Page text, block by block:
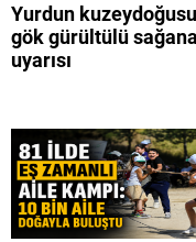
Yurdun
gök gürültülü
uyarısı